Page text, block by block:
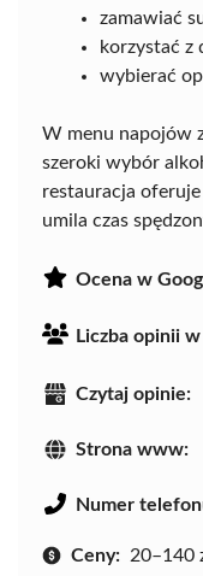
zamawiać
korzystać z
wybierać
W menu napojów
szeroki wybór
restauracja
umila czas
Ocena w
Liczba opinii
Czytaj opinie:
Strona www:
Numer
Ceny: 20–140